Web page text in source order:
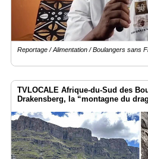
Reportage / Alimentation / Boulangers sans
TVLOCALE Afrique-du-Sud des
Drakensberg, la “montagne du